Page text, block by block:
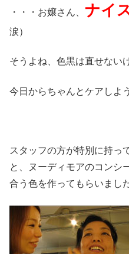
・・・お嬢さん、 ナイ
涙）
そうよね、色黒は直せない
今日からちゃんとケアしよ
スタッフの方が特別に持っ
と、ヌーディモアのコンシ
合う色を作ってもらいました